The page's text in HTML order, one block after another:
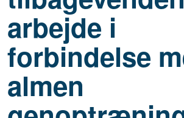
arbejde i
forbindelse
almen